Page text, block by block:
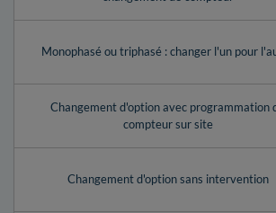
Monophasé ou triphasé : changer l'un pour
Changement d'option avec programmation
compteur sur site
Changement d'option sans intervention